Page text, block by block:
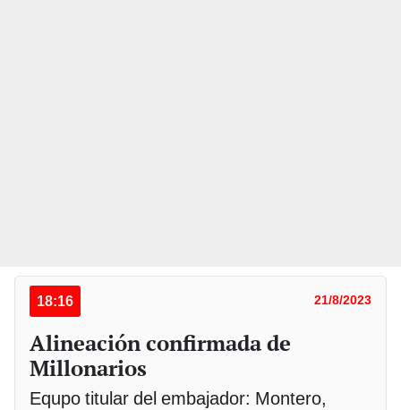
18:16 21/8/2023
Alineación confirmada de
Millonarios
Equpo titular del embajador: Montero,